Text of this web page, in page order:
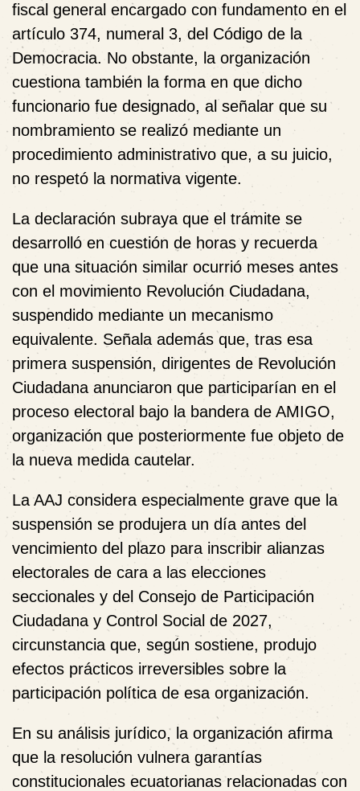
fiscal general encargado con fundamento en el
artículo 374, numeral 3, del Código de la
Democracia. No obstante, la organización
cuestiona también la forma en que dicho
funcionario fue designado, al señalar que su
nombramiento se realizó mediante un
procedimiento administrativo que, a su juicio,
no respetó la normativa vigente.
La declaración subraya que el trámite se
desarrolló en cuestión de horas y recuerda
que una situación similar ocurrió meses antes
con el movimiento Revolución Ciudadana,
suspendido mediante un mecanismo
equivalente. Señala además que, tras esa
primera suspensión, dirigentes de Revolución
Ciudadana anunciaron que participarían en el
proceso electoral bajo la bandera de AMIGO,
organización que posteriormente fue objeto de
la nueva medida cautelar.
La AAJ considera especialmente grave que la
suspensión se produjera un día antes del
vencimiento del plazo para inscribir alianzas
electorales de cara a las elecciones
seccionales y del Consejo de Participación
Ciudadana y Control Social de 2027,
circunstancia que, según sostiene, produjo
efectos prácticos irreversibles sobre la
participación política de esa organización.
En su análisis jurídico, la organización afirma
que la resolución vulnera garantías
constitucionales ecuatorianas relacionadas con